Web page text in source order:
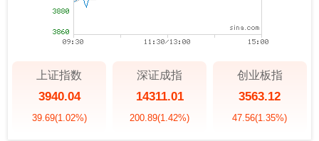
上证指数
3940.04
39.69(1.02%)
深证成指
14311.01
200.89(1.42%)
创业板指
3563.12
47.56(1.35%)